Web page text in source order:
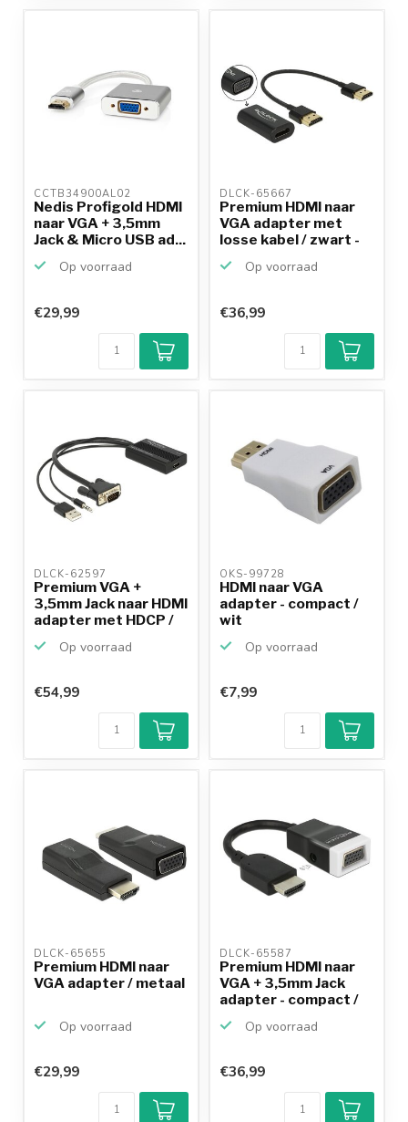
CCTB34900AL02
Nedis Profigold HDMI
naar VGA + 3,5mm
Jack & Micro USB ad...
Op voorraad
€29,99
DLCK-65667
Premium HDMI naar
VGA adapter met
losse kabel / zwart -
Op voorraad
€36,99
DLCK-62597
Premium VGA +
3,5mm Jack naar HDMI
adapter met HDCP /
Op voorraad
€54,99
OKS-99728
HDMI naar VGA
adapter - compact /
wit
Op voorraad
9,2/10
Achteraf
betalen mogelijk
€7,99
DLCK-65655
Premium HDMI naar
VGA adapter / metaal
Op voorraad
€29,99
DLCK-65587
Premium HDMI naar
VGA + 3,5mm Jack
adapter - compact /
Op voorraad
€36,99